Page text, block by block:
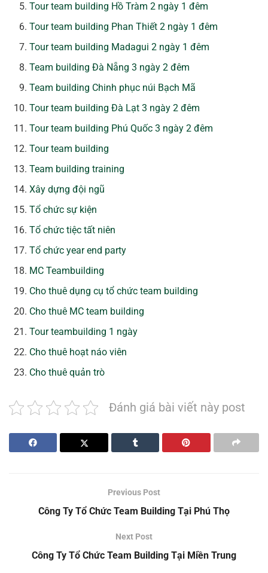
Tour team building Hồ Tràm 2 ngày 1 đêm
Tour team building Phan Thiết 2 ngày 1 đêm
Tour team building Madagui 2 ngày 1 đêm
Team building Đà Nẵng 3 ngày 2 đêm
Team building Chinh phục núi Bạch Mã
Tour team building Đà Lạt 3 ngày 2 đêm
Tour team building Phú Quốc 3 ngày 2 đêm
Tour team building
Team building training
Xây dựng đội ngũ
Tổ chức sự kiện
Tổ chức tiệc tất niên
Tổ chức year end party
MC Teambuilding
Cho thuê dụng cụ tổ chức team building
Cho thuê MC team building
Tour teambuilding 1 ngày
Cho thuê hoạt náo viên
Cho thuê quản trò
Đánh giá bài viết này post
Previous Post
Công Ty Tổ Chức Team Building Tại Phú Thọ
Next Post
Công Ty Tổ Chức Team Building Tại Miền Trung